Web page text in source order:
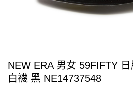
NEW ERA 男女 59FIFTY
白襪 黑 NE14737548